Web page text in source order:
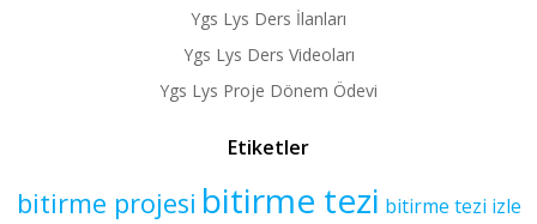
Ygs Lys Ders İlanları
Ygs Lys Ders Videoları
Ygs Lys Proje Dönem Ödevi
Etiketler
bitirme projesi bitirme tezi bitirme tezi izle